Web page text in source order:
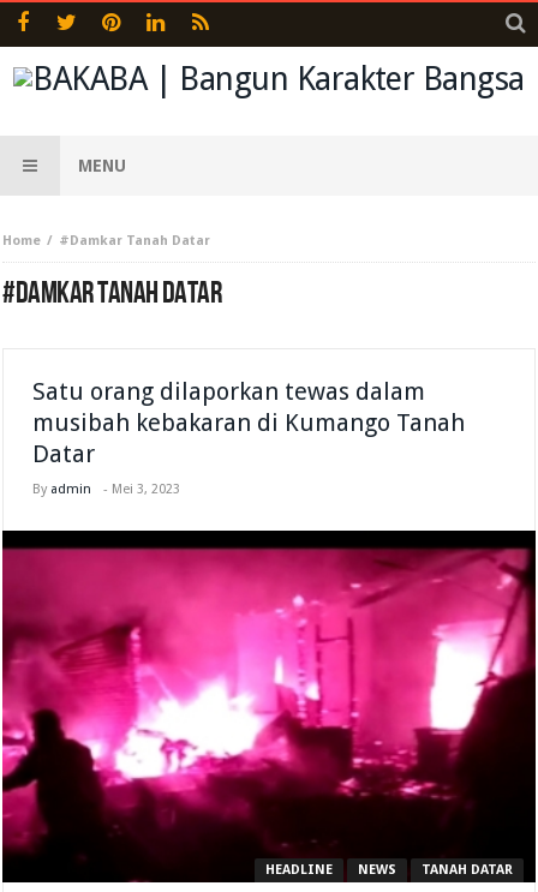
MENU
Home #Damkar Tanah Datar
#DAMKAR TANAH DATAR
Satu orang dilaporkan tewas dalam
musibah kebakaran di Kumango Tanah
Datar
By admin - Mei 3, 2023
HEADLINE NEWS TANAH DATAR